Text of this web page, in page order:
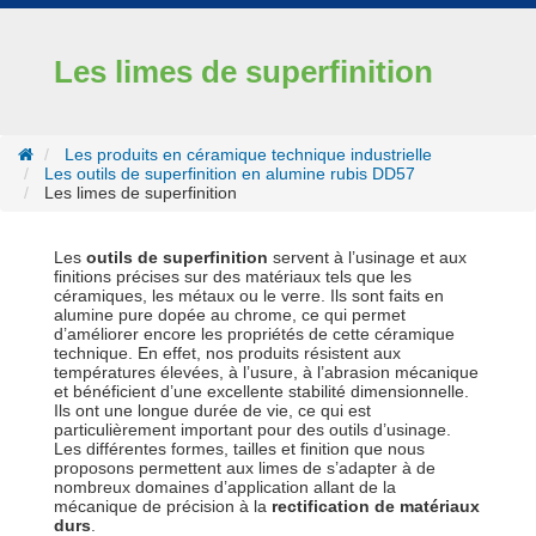
Les limes de superfinition
Les produits en céramique technique industrielle
Les outils de superfinition en alumine rubis DD57
Les limes de superfinition
Les outils de superfinition servent à l’usinage et aux
finitions précises sur des matériaux tels que les
céramiques, les métaux ou le verre. Ils sont faits en
alumine pure dopée au chrome, ce qui permet
d’améliorer encore les propriétés de cette céramique
technique. En effet, nos produits résistent aux
températures élevées, à l’usure, à l’abrasion mécanique
et bénéficient d’une excellente stabilité dimensionnelle.
Ils ont une longue durée de vie, ce qui est
particulièrement important pour des outils d’usinage.
Les différentes formes, tailles et finition que nous
proposons permettent aux limes de s’adapter à de
nombreux domaines d’application allant de la
mécanique de précision à la rectification de matériaux
durs